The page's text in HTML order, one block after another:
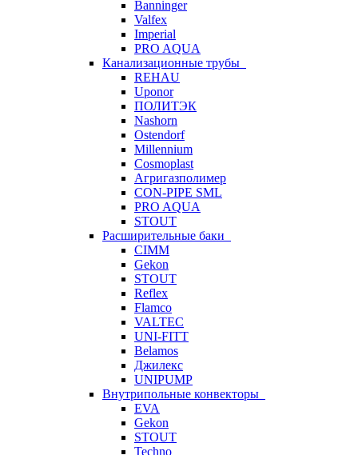
Banninger
Valfex
Imperial
PRO AQUA
Канализационные трубы
REHAU
Uponor
ПОЛИТЭК
Nashorn
Ostendorf
Millennium
Cosmoplast
Агригазполимер
CON-PIPE SML
PRO AQUA
STOUT
Расширительные баки
CIMM
Gekon
STOUT
Reflex
Flamco
VALTEC
UNI-FITT
Belamos
Джилекс
UNIPUMP
Внутрипольные конвекторы
EVA
Gekon
STOUT
Techno